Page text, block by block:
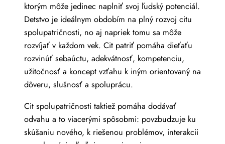
ktorým môže jedinec naplniť svoj ľudský potenciál.
Detstvo je ideálnym obdobím na plný rozvoj citu
spolupatričnosti, no aj napriek tomu sa môže
rozvíjať v každom vek. Cit patriť pomáha dieťaťu
rozvinúť sebaúctu, adekvátnosť, kompetenciu,
užitočnosť a koncept vzťahu k iným orientovaný na
dôveru, slušnosť a spoluprácu.
Cit spolupatričnosti taktiež pomáha dodávať
odvahu a to viacerými spôsobmi: povzbudzuje ku
skúšaniu nového, k riešenou problémov, interakcii